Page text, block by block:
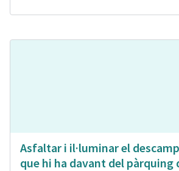
Asfaltar i il·luminar el
que hi ha davant del pàrquing